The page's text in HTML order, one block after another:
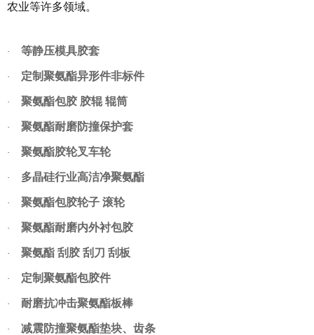
农业等许多领域。
· 等静压模具胶套
· 定制聚氨酯异形件非标件
· 聚氨酯包胶 胶辊 辊筒
· 聚氨酯耐磨防撞保护套
· 聚氨酯胶轮叉车轮
· 多晶硅行业高洁净聚氨酯
· 聚氨酯包胶轮子 滚轮
· 聚氨酯耐磨内外衬包胶
· 聚氨酯 刮胶 刮刀 刮板
· 定制聚氨酯包胶件
· 耐磨抗冲击聚氨酯板棒
· 减震防撞聚氨酯垫块、齿条